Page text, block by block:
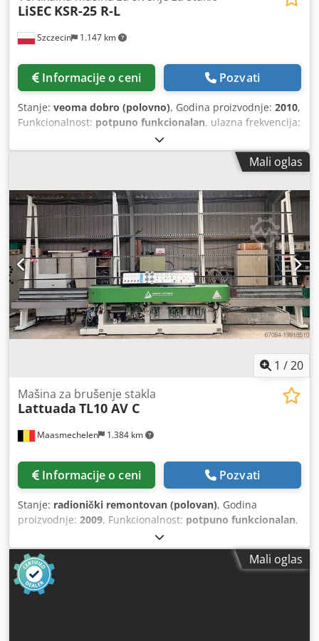
Szczecin 1.147 km
LiSEC KSR-25 R-L
Informacije o ceni Pozvati
Stanje: veoma dobro (polovno), Godina proizvodnje: 2010,
Funkcionalnost: potpuno funkcionalan, ulazna frekvencija:
, pritisak:
desno – levo, godina 2010 Vertikalni sistem za spajanje
stakla, h=2,50 m U potpuno automatskom ciklusu,
ploča na sve četiri strane. Gledanje tokom proizvodnje je
moguće po dogovoru. Chodpfxjv Eguyo Ac Dja U veoma
dobrom radnom stanju. Dostupno: mart / april 2025
Mali oglas
1 /20
Maasmechelen 1.384 km
Mašina za brušenje stakla
Lattuada TL10 AV C
Informacije o ceni Pozvati
Stanje: radionički remontovan (polovan), Godina
proizvodnje: 2009, Funkcionalnost: potpuno funkcionalan,
, ukupna dužina:
ukupna širina:1.635 mm, ukupna visina:3.100 mm,
ukupna težina:
, ulazna
frekvencija:
napon:
Mali oglas